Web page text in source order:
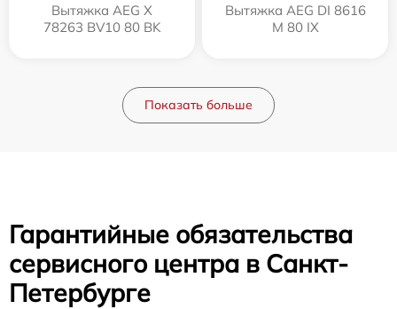
Вытяжка AEG X
78263 BV10 80 BK
Вытяжка AEG DI 8616
M 80 IX
Показать больше
Гарантийные обязательства
сервисного центра в Санкт-
Петербурге